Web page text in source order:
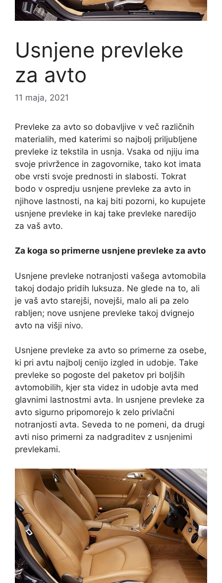
Usnjene prevleke
za avto
11 maja, 2021
Prevleke za avto so dobavljive v več različnih
materialih, med katerimi so najbolj priljubljene
prevleke iz tekstila in usnja. Vsaka od njiju ima
svoje privržence in zagovornike, tako kot imata
obe vrsti svoje prednosti in slabosti. Tokrat
bodo v ospredju usnjene prevleke za avto in
njihove lastnosti, na kaj biti pozorni, ko kupujete
usnjene prevleke in kaj take prevleke naredijo
za vaš avto.
Za koga so primerne usnjene prevleke za avto
Usnjene prevleke notranjosti vašega avtomobila
takoj dodajo pridih luksuza. Ne glede na to, ali
je vaš avto starejši, novejši, malo ali pa zelo
rabljen; nove usnjene prevleke takoj dvignejo
avto na višji nivo.
Usnjene prevleke za avto so primerne za osebe,
ki pri avtu najbolj cenijo izgled in udobje. Take
prevleke so pogoste del paketov pri boljših
avtomobilih, kjer sta videz in udobje avta med
glavnimi lastnostmi avta. In usnjene prevleke za
avto sigurno pripomorejo k zelo privlačni
notranjosti avta. Seveda to ne pomeni, da drugi
avti niso primerni za nadgraditev z usnjenimi
prevlekami.